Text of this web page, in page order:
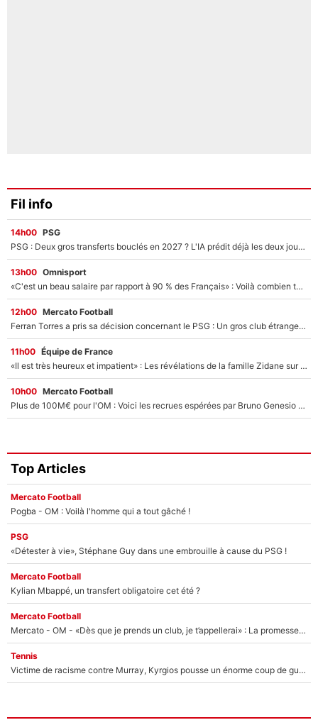
Fil info
14h00 PSG
PSG : Deux gros transferts bouclés en 2027 ? L'IA prédit déjà les deux joueurs qui pourraient rejoindre Luis Enrique !
13h00 Omnisport
«C'est un beau salaire par rapport à 90 % des Français» : Voilà combien touchait Nelson Monfort sur France Télévisions avant de rejoindre CNews
12h00 Mercato Football
Ferran Torres a pris sa décision concernant le PSG : Un gros club étranger prêt à relancer le feuilleton pour la signature du champion du monde 2026 !
11h00 Équipe de France
«Il est très heureux et impatient» : Les révélations de la famille Zidane sur sa prise de pouvoir en équipe de France !
10h00 Mercato Football
Plus de 100M€ pour l'OM : Voici les recrues espérées par Bruno Genesio et Grégory Lorenzi après l’opération dégraissage
Top Articles
Mercato Football
Pogba - OM : Voilà l'homme qui a tout gâché !
PSG
«Détester à vie», Stéphane Guy dans une embrouille à cause du PSG !
Mercato Football
Kylian Mbappé, un transfert obligatoire cet été ?
Mercato Football
Mercato - OM - «Dès que je prends un club, je t’appellerai» : La promesse de Marcelino au moment de claquer la porte
Tennis
Victime de racisme contre Murray, Kyrgios pousse un énorme coup de gueule !